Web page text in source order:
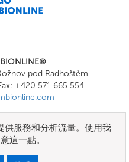
pod Radhoštěm
+420 571 665 554
件
供服務和分析流量。使用我
這一點。